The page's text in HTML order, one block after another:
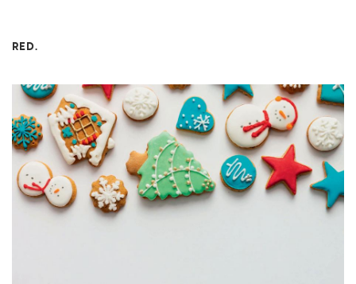
RED.